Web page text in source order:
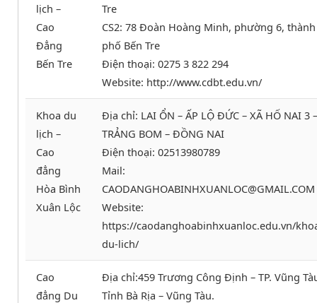
lịch –
Cao
Đẳng
Bến Tre
Tre
CS2: 78 Đoàn Hoàng Minh, phường 6, thành
phố Bến Tre
Điện thoại: 0275 3 822 294
Website: http://www.cdbt.edu.vn/
Khoa du
lịch –
Cao
đẳng
Hòa Bình
Xuân Lộc
Địa chỉ: LAI ỔN – ẤP LỘ ĐỨC – XÃ HỐ NAI 3 –
TRẢNG BOM – ĐỒNG NAI
Điện thoại: 02513980789
Mail:
CAODANGHOABINHXUANLOC@GMAIL.COM
Website:
https://caodanghoabinhxuanloc.edu.vn/
du-lich/
Cao
đẳng Du
Địa chỉ:459 Trương Công Định – TP. Vũng
Tỉnh Bà Rịa – Vũng Tàu.